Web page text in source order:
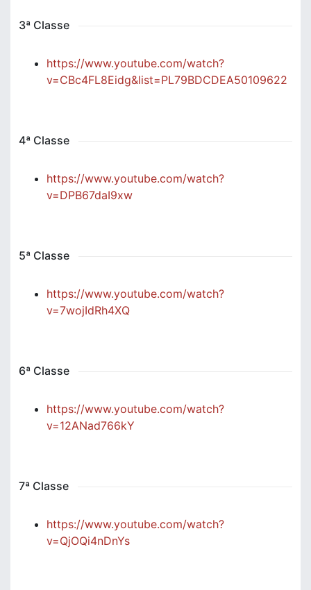
3ª Classe
https://www.youtube.com/watch?
v=CBc4FL8Eidg&list=PL79BDCDEA50109622
4ª Classe
https://www.youtube.com/watch?
v=DPB67daI9xw
5ª Classe
https://www.youtube.com/watch?
v=7wojIdRh4XQ
6ª Classe
https://www.youtube.com/watch?
v=12ANad766kY
7ª Classe
https://www.youtube.com/watch?
v=QjOQi4nDnYs